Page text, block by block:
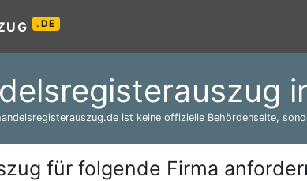
.DE
ist keine offizielle Behördenseite,
für folgende Firma